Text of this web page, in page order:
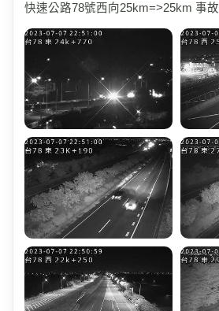
快速公路78號西向25km=>25km 事故